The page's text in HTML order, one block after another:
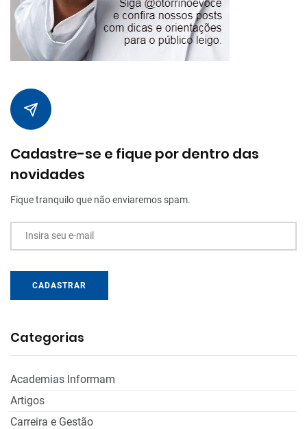
Cadastre-se e fique por dentro das
novidades
Fique tranquilo que não enviaremos spam.
Insira seu e-mail
CADASTRAR
Categorias
Academias Informam
Artigos
Carreira e Gestão